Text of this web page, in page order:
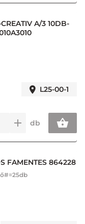
A/3 10DB-
L25-00-1
db
FAMENTES 864228